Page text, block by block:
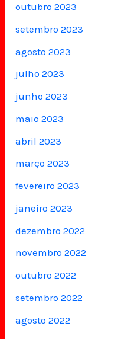
outubro 2023
setembro 2023
agosto 2023
julho 2023
junho 2023
maio 2023
abril 2023
março 2023
fevereiro 2023
janeiro 2023
dezembro 2022
novembro 2022
outubro 2022
setembro 2022
agosto 2022